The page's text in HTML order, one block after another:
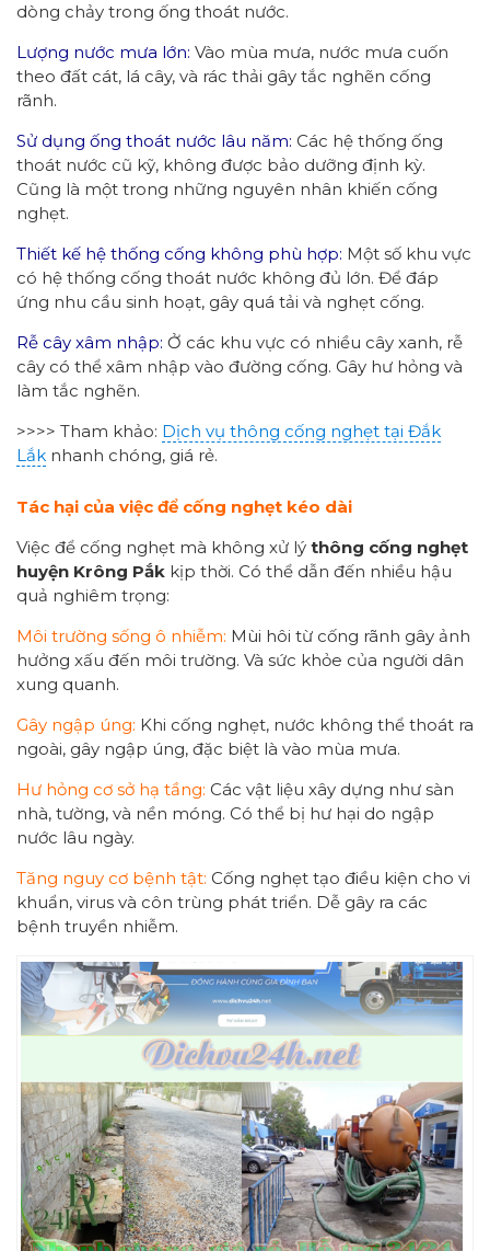
dòng chảy trong ống thoát nước.
Lượng nước mưa lớn: Vào mùa mưa, nước mưa cuốn
theo đất cát, lá cây, và rác thải gây tắc nghẽn cống
rãnh.
Sử dụng ống thoát nước lâu năm: Các hệ thống ống
thoát nước cũ kỹ, không được bảo dưỡng định kỳ.
Cũng là một trong những nguyên nhân khiến cống
nghẹt.
Thiết kế hệ thống cống không phù hợp: Một số khu vực
có hệ thống cống thoát nước không đủ lớn. Để đáp
ứng nhu cầu sinh hoạt, gây quá tải và nghẹt cống.
Rễ cây xâm nhập: Ở các khu vực có nhiều cây xanh, rễ
cây có thể xâm nhập vào đường cống. Gây hư hỏng và
làm tắc nghẽn.
>>>> Tham khảo: Dịch vụ thông cống nghẹt tại Đắk
Lắk nhanh chóng, giá rẻ.
Tác hại của việc để cống nghẹt kéo dài
Việc để cống nghẹt mà không xử lý thông cống nghẹt
huyện Krông Pắk kịp thời. Có thể dẫn đến nhiều hậu
quả nghiêm trọng:
Môi trường sống ô nhiễm: Mùi hôi từ cống rãnh gây ảnh
hưởng xấu đến môi trường. Và sức khỏe của người dân
xung quanh.
Gây ngập úng: Khi cống nghẹt, nước không thể thoát ra
ngoài, gây ngập úng, đặc biệt là vào mùa mưa.
Hư hỏng cơ sở hạ tầng: Các vật liệu xây dựng như sàn
nhà, tường, và nền móng. Có thể bị hư hại do ngập
nước lâu ngày.
Tăng nguy cơ bệnh tật: Cống nghẹt tạo điều kiện cho vi
khuẩn, virus và côn trùng phát triển. Dễ gây ra các
bệnh truyền nhiễm.